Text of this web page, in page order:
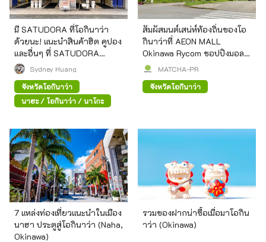
มี SATUDORA ที่โอกินาว่า
ด้วยนะ! แนะนำสินค้าฮิต คูปอง
และอื่นๆ ที่ SATUDORA
Okinawa Kokusai-Dori Store
Sydney Huang
จังหวัดโอกินาว่า
นาฮะ / โอกินาว่า / นาโกะ
สัมผัสมนต์เสน่ห์ท้องถิ่นของโอ
กินาว่าที่ AEON MALL
Okinawa Rycom ชอปปิงมอลล์
สไตล์รีสอร์ต
MATCHA-PR
จังหวัดโอกินาว่า
7 แหล่งท่องเที่ยวแนะนำในเมือง
นาฮา ประตูสู่โอกินาว่า (Naha,
Okinawa)
รวมของฝากน่าซื้อเมื่อมาโอกิน
าว่า (Okinawa)